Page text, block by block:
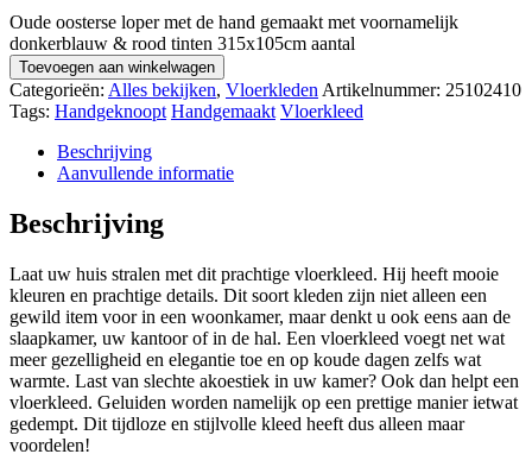
Oude oosterse loper met de hand gemaakt met voornamelijk
donkerblauw & rood tinten 315x105cm aantal
Toevoegen aan winkelwagen
Categorieën: Alles bekijken, Vloerkleden Artikelnummer: 25102410
Tags: Handgeknoopt Handgemaakt Vloerkleed
Beschrijving
Aanvullende informatie
Beschrijving
Laat uw huis stralen met dit prachtige vloerkleed. Hij heeft mooie
kleuren en prachtige details. Dit soort kleden zijn niet alleen een
gewild item voor in een woonkamer, maar denkt u ook eens aan de
slaapkamer, uw kantoor of in de hal. Een vloerkleed voegt net wat
meer gezelligheid en elegantie toe en op koude dagen zelfs wat
warmte. Last van slechte akoestiek in uw kamer? Ook dan helpt een
vloerkleed. Geluiden worden namelijk op een prettige manier ietwat
gedempt. Dit tijdloze en stijlvolle kleed heeft dus alleen maar
voordelen!